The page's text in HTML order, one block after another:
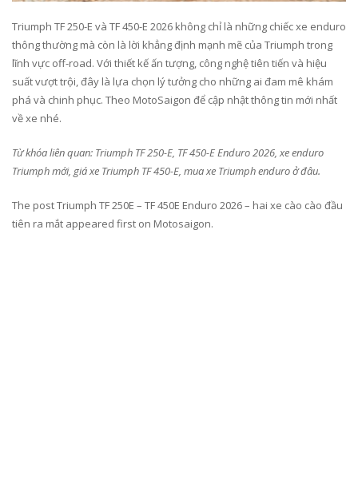
Triumph TF 250-E và TF 450-E 2026 không chỉ là những chiếc xe enduro
thông thường mà còn là lời khẳng định mạnh mẽ của Triumph trong
lĩnh vực off-road. Với thiết kế ấn tượng, công nghệ tiên tiến và hiệu
suất vượt trội, đây là lựa chọn lý tưởng cho những ai đam mê khám
phá và chinh phục. Theo MotoSaigon để cập nhật thông tin mới nhất
về xe nhé.
Từ khóa liên quan: Triumph TF 250-E, TF 450-E Enduro 2026, xe enduro
Triumph mới, giá xe Triumph TF 450-E, mua xe Triumph enduro ở đâu.
The post Triumph TF 250E – TF 450E Enduro 2026 – hai xe cào cào đầu
tiên ra mắt appeared first on Motosaigon.